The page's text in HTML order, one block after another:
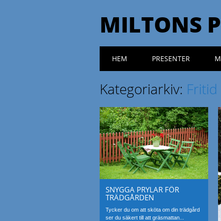
MILTONS
Huvudmeny
HEM PRESENTER
Kategoriarkiv: Fritid
SNYGGA PRYLAR FÖR
TRÄDGÅRDEN
Tycker du om att sköta om din trädgård
ser du säkert till att gräsmattan...